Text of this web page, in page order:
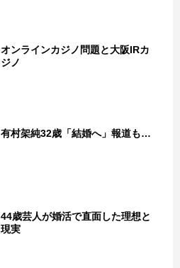
オンラインカジノ問題と大阪IRカ
ジノ
有村架純32歳「結婚へ」報道も…
44歳芸人が婚活で直面した理想と
現実